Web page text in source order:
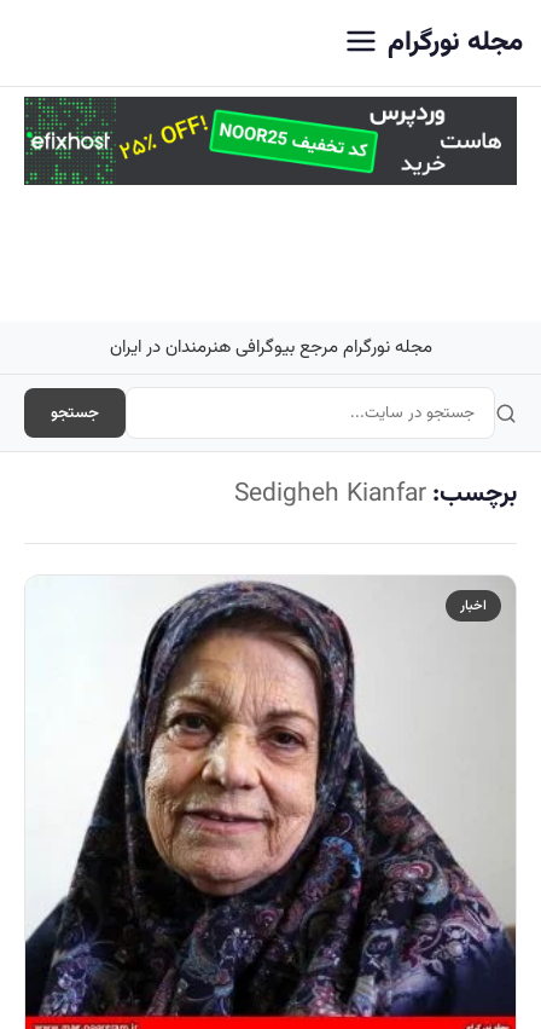
مجله نورگرام
مجله نورگرام مرجع بیوگرافی هنرمندان در ایران
جستجو
برچسب:Sedigheh Kianfar
اخبار